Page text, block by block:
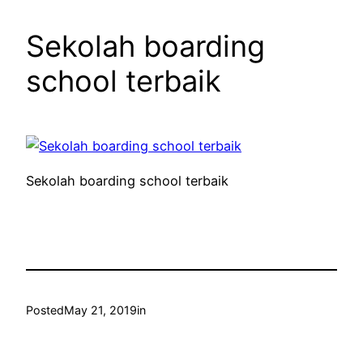
Sekolah boarding
school terbaik
Sekolah boarding school terbaik
PostedMay 21, 2019in